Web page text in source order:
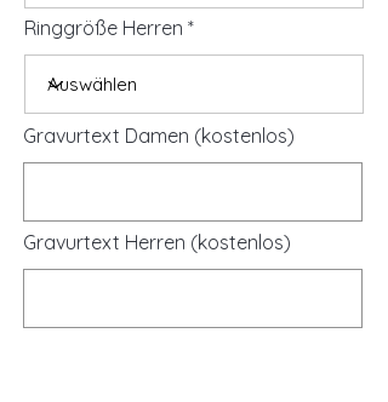
Ringgröße Herren
Gravurtext Damen (kostenlos)
Gravurtext Herren (kostenlos)